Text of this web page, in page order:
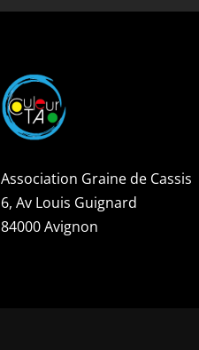
Association Graine de Cassis
6, Av Louis Guignard
84000 Avignon